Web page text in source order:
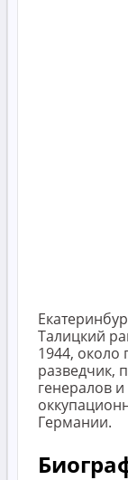
Талицкий
1944, около
разведчик,
генералов
Германии.